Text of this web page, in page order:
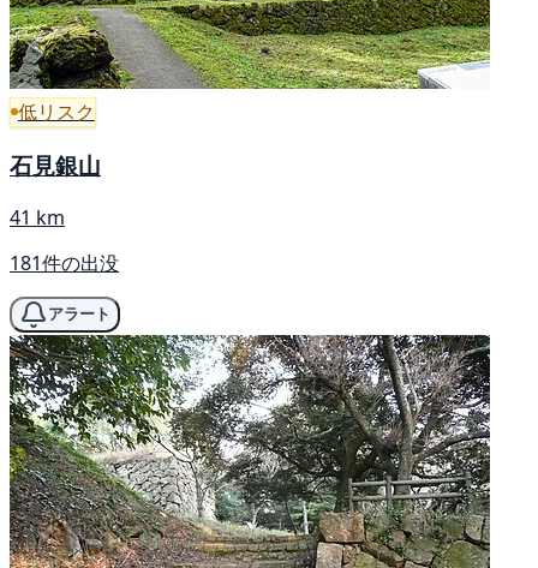
低リスク
石見銀山
41 km
181件の出没
アラート